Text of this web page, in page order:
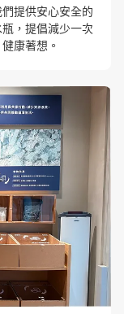
提供安心安全的
，提倡減少一次
康著想。